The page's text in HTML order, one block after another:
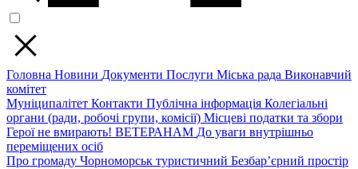
Головна Новини Документи Послуги Міська рада Виконавчий
комітет
Муніципалітет Контакти Публічна інформація Колегіальні
органи (ради, робочі групи, комісії) Місцеві податки та збори
Герої не вмирають! ВЕТЕРАНАМ До уваги внутрішньо
переміщених осіб
Про громаду Чорноморськ туристичний Безбар’єрний простір